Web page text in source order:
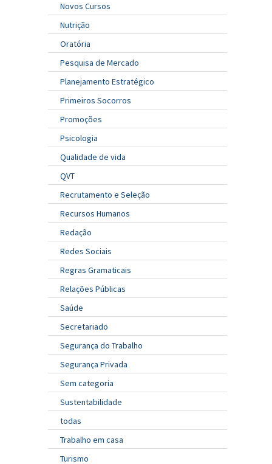
Novos Cursos
Nutrição
Oratória
Pesquisa de Mercado
Planejamento Estratégico
Primeiros Socorros
Promoções
Psicologia
Qualidade de vida
QVT
Recrutamento e Seleção
Recursos Humanos
Redação
Redes Sociais
Regras Gramaticais
Relações Públicas
Saúde
Secretariado
Segurança do Trabalho
Segurança Privada
Sem categoria
Sustentabilidade
todas
Trabalho em casa
Turismo